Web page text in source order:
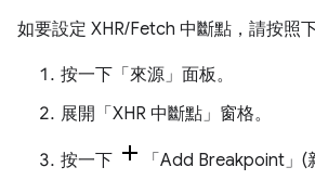
如要設定 XHR/Fetch 中斷點，請按照
按一下「來源」 面板。
展開「XHR 中斷點」 窗格。
按一下 「Add Breakpoint」(